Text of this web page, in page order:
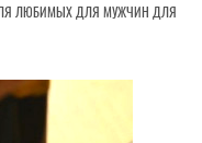
ЛЮБИМЫХ ДЛЯ МУЖЧИН ДЛЯ